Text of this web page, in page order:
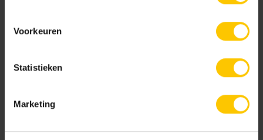
Voorkeuren
Statistieken
Marketing